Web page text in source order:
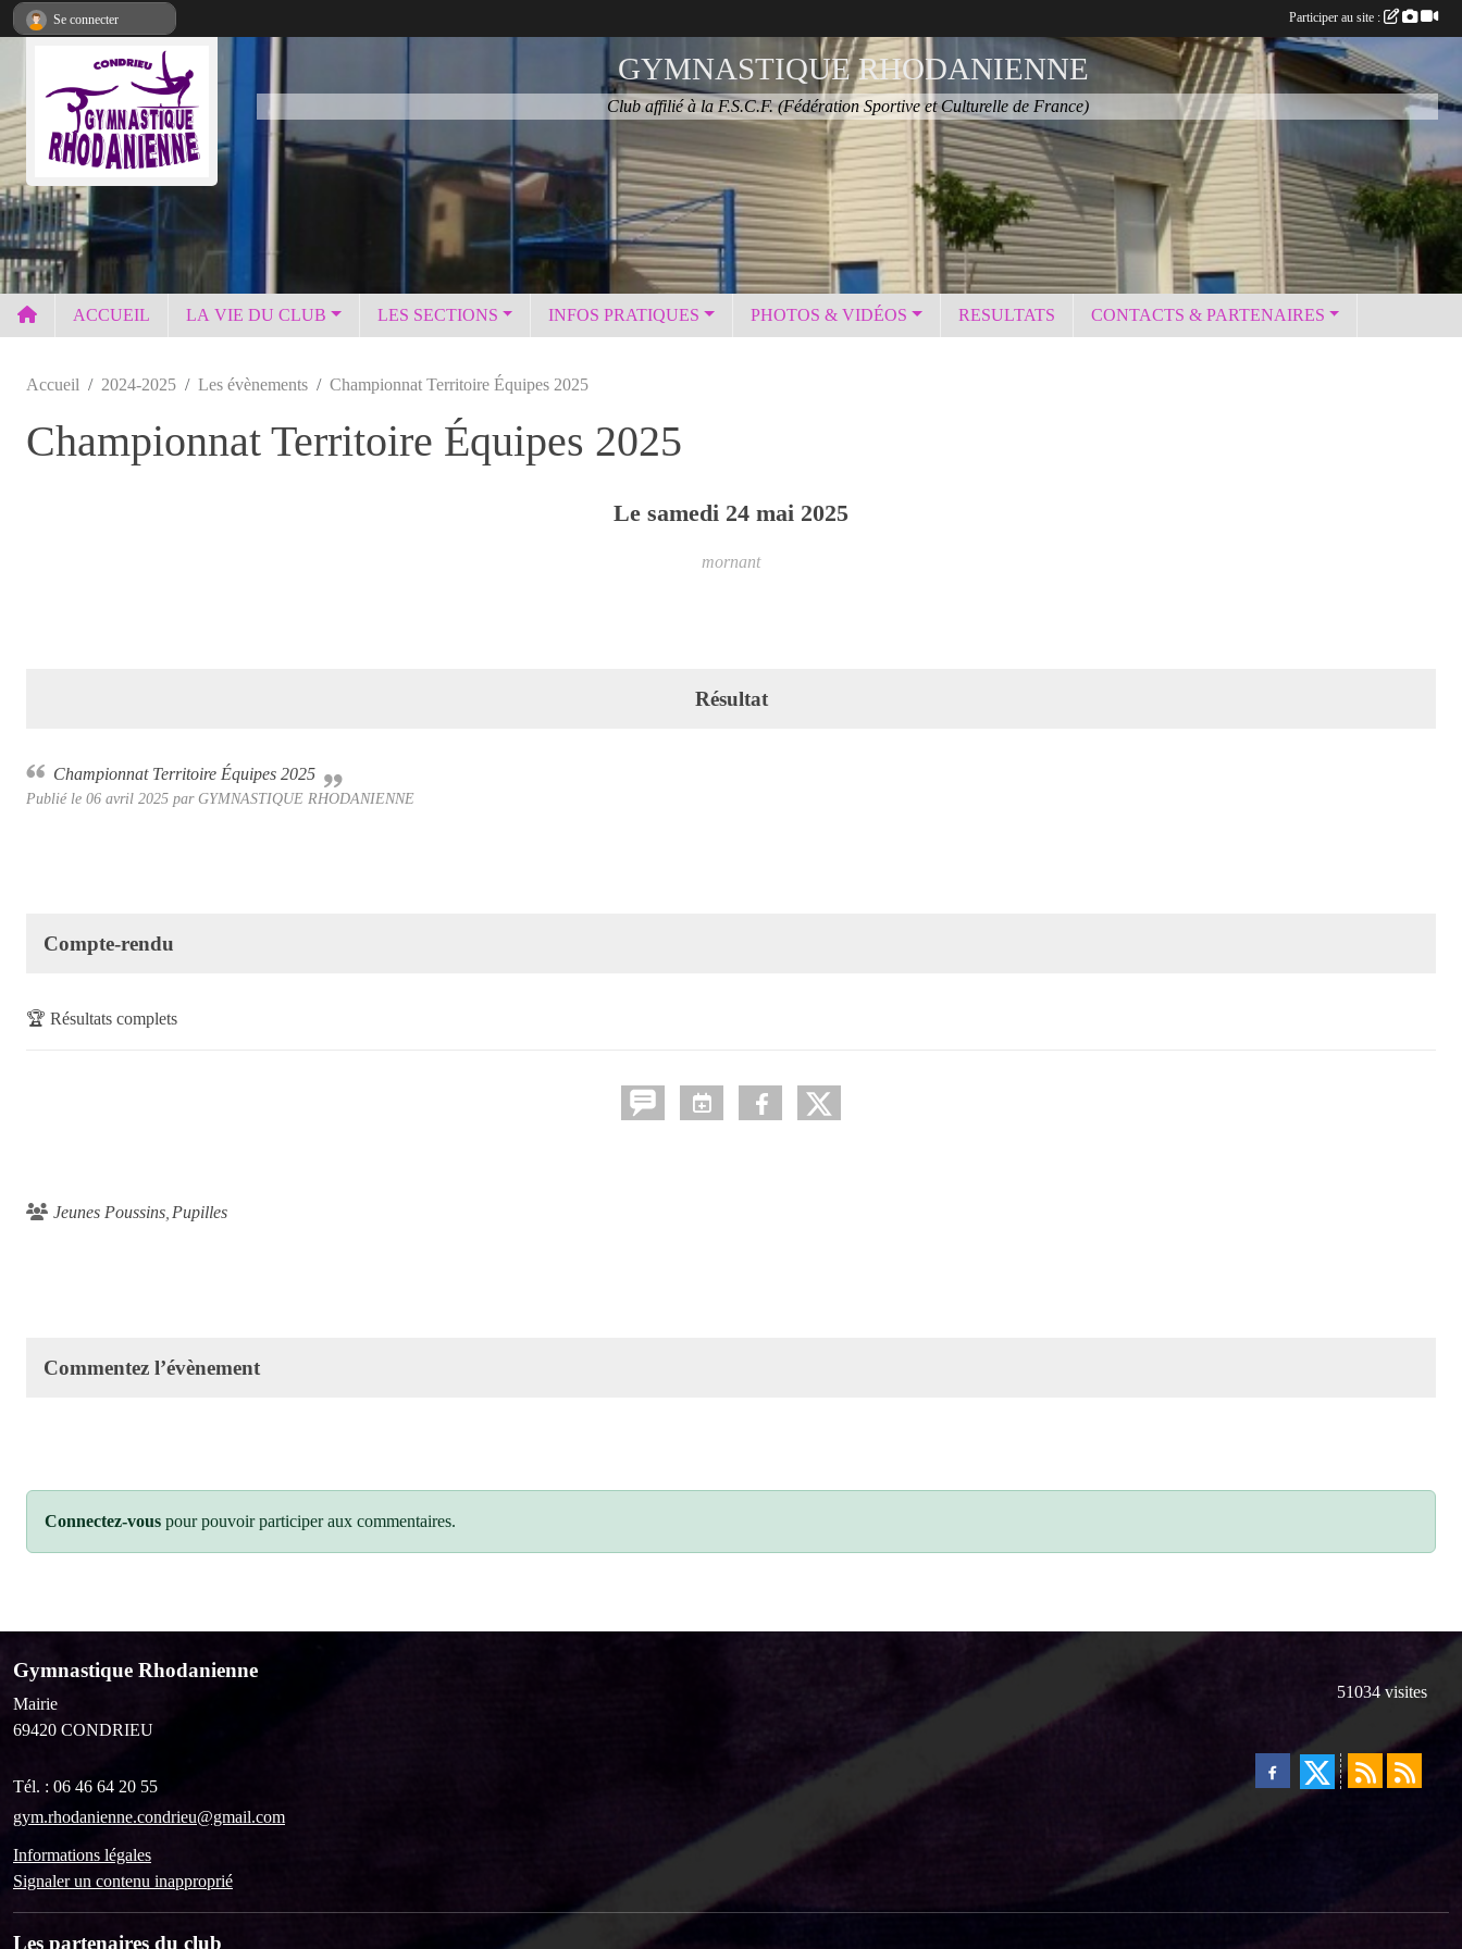
GYMNASTIQUE RHODANIENNE
Club affilié à la F.S.C.F. (Fédération Sportive et Culturelle de France)
ACCUEIL LA VIE DU CLUB LES SECTIONS INFOS PRATIQUES PHOTOS & VIDÉOS RESULTATS CONTACTS & PARTENAIRES
Accueil 2024-2025 Les évènements Championnat Territoire Équipes 2025
Championnat Territoire Équipes 2025
Le samedi 24 mai 2025
mornant
Résultat
Championnat Territoire Équipes 2025
Publié le 06 avril 2025 parGYMNASTIQUE RHODANIENNE
Compte-rendu
🏆 Résultats complets
Jeunes Poussins Pupilles
Commentez l’évènement
Connectez-vous pour pouvoir participer aux commentaires.
Gymnastique Rhodanienne
Mairie
69420 CONDRIEU
Tél. : 06 46 64 20 55
gym.rhodanienne.condrieu@gmail.com
Informations légales
Signaler un contenu inapproprié
51034visites
Les partenaires du club
Se connecter Participer au site :
Panneau de gestion des cookies